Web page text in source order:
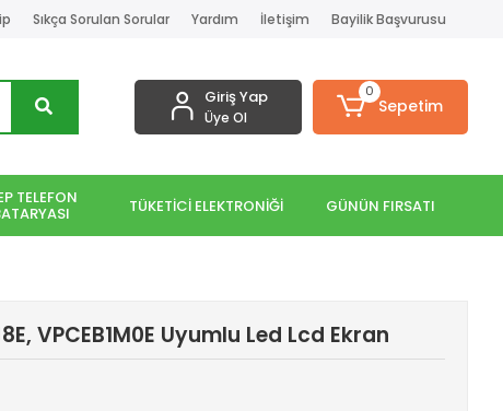
Sıkça Sorulan Sorular Yardım İletişim Bayilik Başvurusu
Giriş Yap
Üye Ol
0
Sepetim
TELEFON TÜKETİCİ ELEKTRONİĞİ GÜNÜN FIRSATI
VPCEB1M0E Uyumlu Led Lcd Ekran